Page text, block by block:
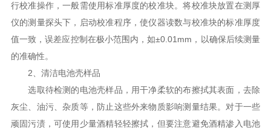
行校准操作，一般需使用标准厚度的校准块。将校准块放置在测厚
仪的测量探头下，启动校准程序，使仪器读数与校准块的标准厚度
值一致，误差应控制在极小范围内，如±0.01mm，以确保后续测量
的准确性。
2、清洁电池壳样品
选取待检测的电池壳样品，用干净柔软的布擦拭其表面，去除
灰尘、油污、杂质等，防止这些外来物质影响测量结果。对于一些
顽固污渍，可使用少量酒精轻轻擦拭，但要注意避免酒精渗入电池